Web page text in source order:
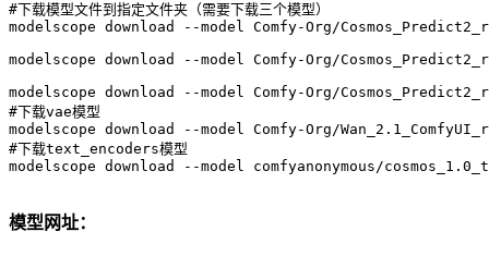
#下载模型文件到指定文件夹（需要下载三个模型）
modelscope download --model Comfy-Org/Cosmos_Predict2
modelscope download --model Comfy-Org/Cosmos_Predict2
modelscope download --model Comfy-Org/Cosmos_Predict2
#下载vae模型
modelscope download --model Comfy-Org/Wan_ 2 . 1
#下载text_encoders模型
modelscope download --model comfyanonymous/cosmos_ 1 . 0
模型网址：